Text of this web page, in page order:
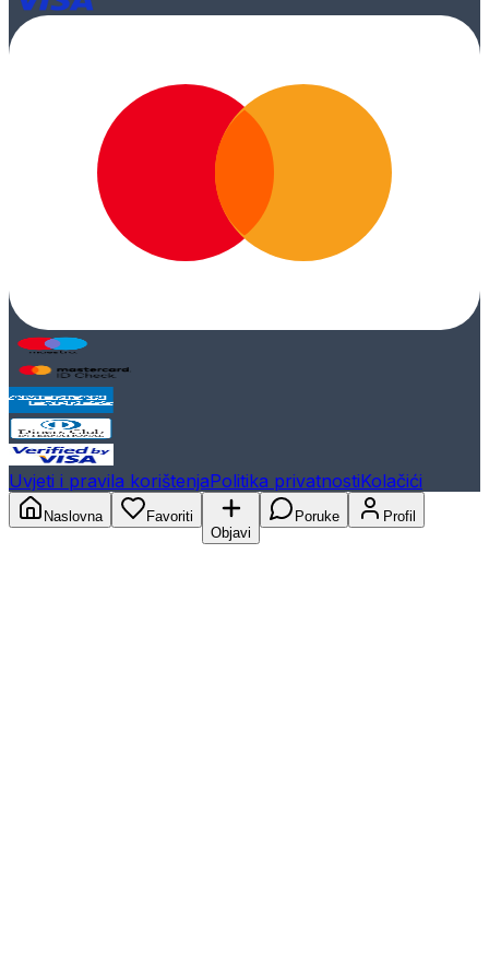
Uvjeti i pravila korištenjaPolitika privatnostiKolačići
Naslovna
Favoriti
Objavi
Poruke Profil